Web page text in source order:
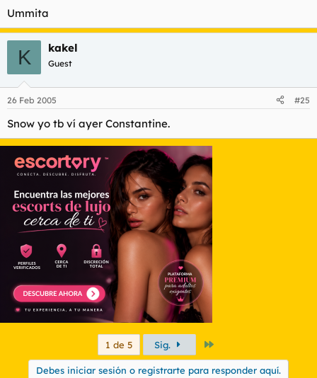
Ummita
K kakel
Guest
26 Feb 2005 #25
Snow yo tb ví ayer Constantine.
1 de 5 Sig.
Debes iniciar sesión o registrarte para responder aquí.